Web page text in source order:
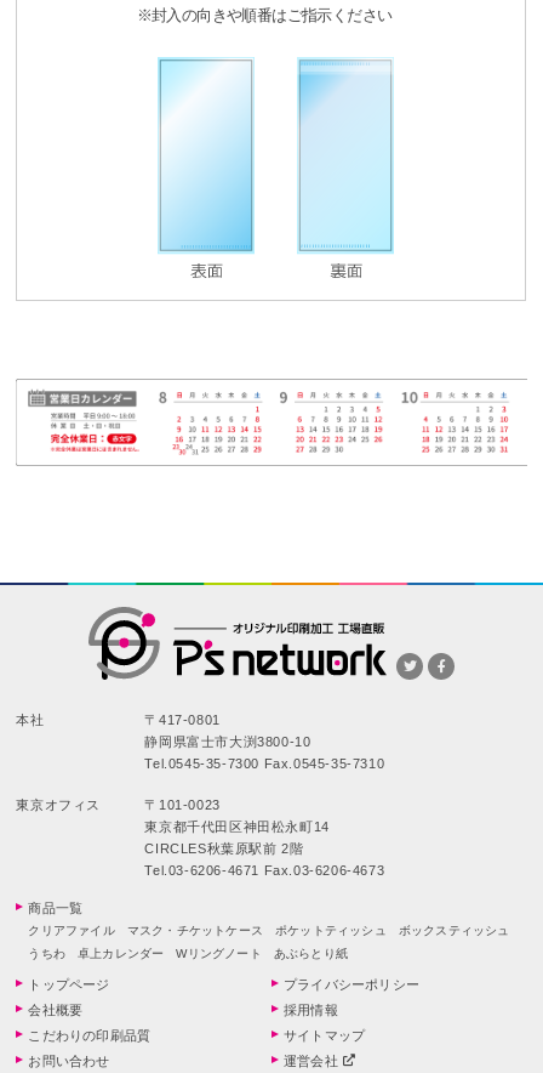
※封入の向きや順番はご指示ください
本社
〒417-0801
静岡県富士市大渕3800-10
Tel.0545-35-7300 Fax.0545-35-7310
東京オフィス
〒101-0023
東京都千代田区神田松永町14
CIRCLES秋葉原駅前 2階
Tel.03-6206-4671 Fax.03-6206-4673
商品一覧
クリアファイル マスク・チケットケース ポケットティッシュ
ボックスティッシュ
うちわ
卓上カレンダー Wリングノート あぶらとり紙
トップページ
プライバシーポリシー
会社概要
採用情報
こだわりの印刷品質
サイトマップ
お問い合わせ
運営会社